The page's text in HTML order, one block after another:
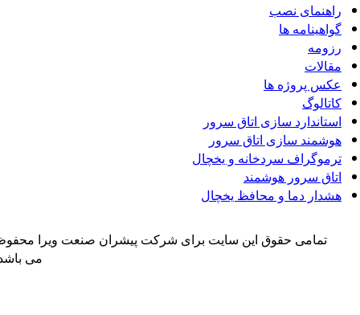
نصب
ها
ها
سازی اتاق سرور
سازی اتاق سرور
سردخانه و یخچال
هوشمند
دما و محافظ یخچال
حقوق این سایت برای شرکت پیشران صنعت ویرا محفوظ